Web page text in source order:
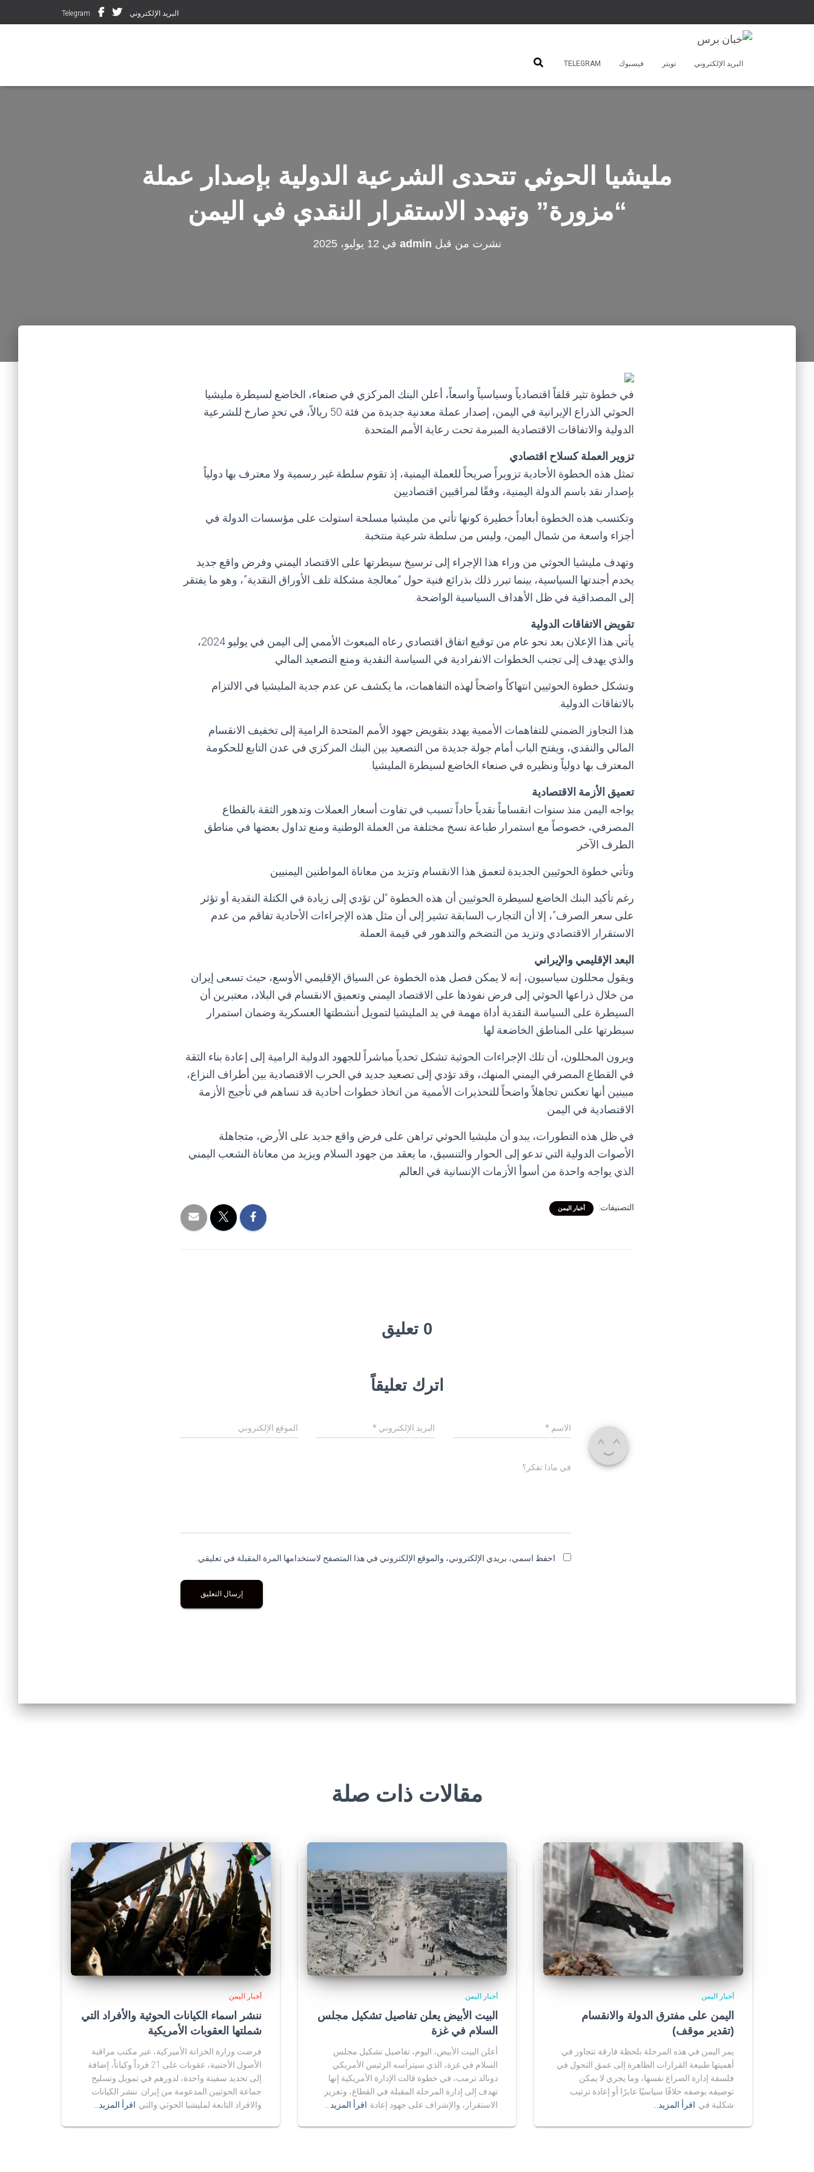
البريد الإلكتروني Telegram
البريد الإلكتروني تويتر فيسبوك TELEGRAM
مليشيا الحوثي تتحدى الشرعية الدولية بإصدار عملة
“مزورة” وتهدد الاستقرار النقدي في اليمن
نشرت من قبل admin في 12 يوليو، 2025
في خطوة تثير قلقاً اقتصادياً وسياسياً واسعاً، أعلن البنك المركزي في صنعاء، الخاضع لسيطرة مليشيا
الحوثي الذراع الإيرانية في اليمن، إصدار عملة معدنية جديدة من فئة 50 ريالاً، في تحدٍ صارخ للشرعية
الدولية والاتفاقات الاقتصادية المبرمة تحت رعاية الأمم المتحدة.
تزوير العملة كسلاح اقتصادي
تمثل هذه الخطوة الأحادية تزويراً صريحاً للعملة اليمنية، إذ تقوم سلطة غير رسمية ولا معترف بها دولياً
بإصدار نقد باسم الدولة اليمنية، وفقًا لمراقبين اقتصاديين.
وتكتسب هذه الخطوة أبعاداً خطيرة كونها تأتي من مليشيا مسلحة استولت على مؤسسات الدولة في
أجزاء واسعة من شمال اليمن، وليس من سلطة شرعية منتخبة.
وتهدف مليشيا الحوثي من وراء هذا الإجراء إلى ترسيخ سيطرتها على الاقتصاد اليمني وفرض واقع جديد
يخدم أجندتها السياسية، بينما تبرر ذلك بذرائع فنية حول “معالجة مشكلة تلف الأوراق النقدية”، وهو ما يفتقر
إلى المصداقية في ظل الأهداف السياسية الواضحة.
تقويض الاتفاقات الدولية
يأتي هذا الإعلان بعد نحو عام من توقيع اتفاق اقتصادي رعاه المبعوث الأممي إلى اليمن في يوليو 2024،
والذي يهدف إلى تجنب الخطوات الانفرادية في السياسة النقدية ومنع التصعيد المالي.
وتشكل خطوة الحوثيين انتهاكاً واضحاً لهذه التفاهمات، ما يكشف عن عدم جدية المليشيا في الالتزام
بالاتفاقات الدولية.
هذا التجاوز الضمني للتفاهمات الأممية يهدد بتقويض جهود الأمم المتحدة الرامية إلى تخفيف الانقسام
المالي والنقدي، ويفتح الباب أمام جولة جديدة من التصعيد بين البنك المركزي في عدن التابع للحكومة
المعترف بها دولياً ونظيره في صنعاء الخاضع لسيطرة المليشيا.
تعميق الأزمة الاقتصادية
يواجه اليمن منذ سنوات انقساماً نقدياً حاداً تسبب في تفاوت أسعار العملات وتدهور الثقة بالقطاع
المصرفي، خصوصاً مع استمرار طباعة نسخ مختلفة من العملة الوطنية ومنع تداول بعضها في مناطق
الطرف الآخر.
وتأتي خطوة الحوثيين الجديدة لتعمق هذا الانقسام وتزيد من معاناة المواطنين اليمنيين.
رغم تأكيد البنك الخاضع لسيطرة الحوثيين أن هذه الخطوة “لن تؤدي إلى زيادة في الكتلة النقدية أو تؤثر
على سعر الصرف”، إلا أن التجارب السابقة تشير إلى أن مثل هذه الإجراءات الأحادية تفاقم من عدم
الاستقرار الاقتصادي وتزيد من التضخم والتدهور في قيمة العملة.
البعد الإقليمي والإيراني
ويقول محللون سياسيون، إنه لا يمكن فصل هذه الخطوة عن السياق الإقليمي الأوسع، حيث تسعى إيران
من خلال ذراعها الحوثي إلى فرض نفوذها على الاقتصاد اليمني وتعميق الانقسام في البلاد، معتبرين أن
السيطرة على السياسة النقدية أداة مهمة في يد المليشيا لتمويل أنشطتها العسكرية وضمان استمرار
سيطرتها على المناطق الخاضعة لها.
ويرون المحللون، أن تلك الإجراءات الحوثية تشكل تحدياً مباشراً للجهود الدولية الرامية إلى إعادة بناء الثقة
في القطاع المصرفي اليمني المنهك، وقد تؤدي إلى تصعيد جديد في الحرب الاقتصادية بين أطراف النزاع،
مبينين أنها تعكس تجاهلاً واضحاً للتحذيرات الأممية من اتخاذ خطوات أحادية قد تساهم في تأجيج الأزمة
الاقتصادية في اليمن.
في ظل هذه التطورات، يبدو أن مليشيا الحوثي تراهن على فرض واقع جديد على الأرض، متجاهلة
الأصوات الدولية التي تدعو إلى الحوار والتنسيق، ما يعقد من جهود السلام ويزيد من معاناة الشعب اليمني
الذي يواجه واحدة من أسوأ الأزمات الإنسانية في العالم.
التصنيفات: أخبار اليمن
0 تعليق
اترك تعليقاً
الاسم * البريد الإلكتروني * الموقع الإلكتروني
في ماذا تفكر؟
احفظ اسمي، بريدي الإلكتروني، والموقع الإلكتروني في هذا المتصفح لاستخدامها المرة المقبلة في تعليقي.
مقالات ذات صلة
أخبار اليمن
اليمن على مفترق الدولة والانقسام
(تقدير موقف)
يمر اليمن في هذه المرحلة بلحظة فارقة تتجاوز في
أهميتها طبيعة القرارات الظاهرة إلى عمق التحول في
فلسفة إدارة الصراع نفسها، وما يجري لا يمكن
توصيفه بوصفه خلافًا سياسيًا عابرًا أو إعادة ترتيب
شكلية في اقرأ المزيد…
أخبار اليمن
البيت الأبيض يعلن تفاصيل تشكيل مجلس
السلام في غزة
أعلن البيت الأبيض، اليوم، تفاصيل تشكيل مجلس
السلام في غزة، الذي سيترأسه الرئيس الأمريكي
دونالد ترمب، في خطوة قالت الإدارة الأمريكية إنها
تهدف إلى إدارة المرحلة المقبلة في القطاع، وتعزيز
الاستقرار، والإشراف على جهود إعادة اقرأ المزيد…
أخبار اليمن
ننشر اسماء الكيانات الحوثية والأفراد التي
شملتها العقوبات الأمريكية
فرضت وزارة الخزانة الأميركية، عبر مكتب مراقبة
الأصول الأجنبية، عقوبات على 21 فرداً وكياناً، إضافة
إلى تحديد سفينة واحدة، لدورهم في تمويل وتسليح
جماعة الحوثيين المدعومة من إيران. ننشر الكيانات
والافراد التابعة لمليشيا الحوثي والتي اقرأ المزيد…